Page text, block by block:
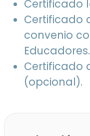
Certificado
Certificado
convenio
Educadores.
Certificado
(opcional).